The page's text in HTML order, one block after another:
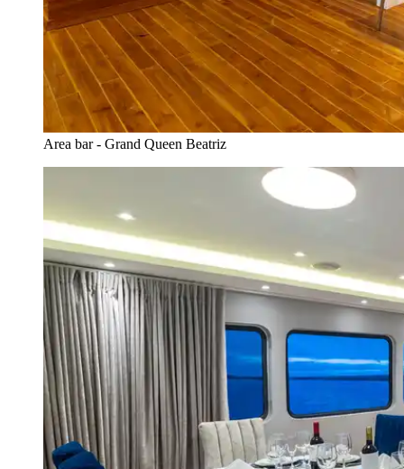
Area bar - Grand Queen Beatriz